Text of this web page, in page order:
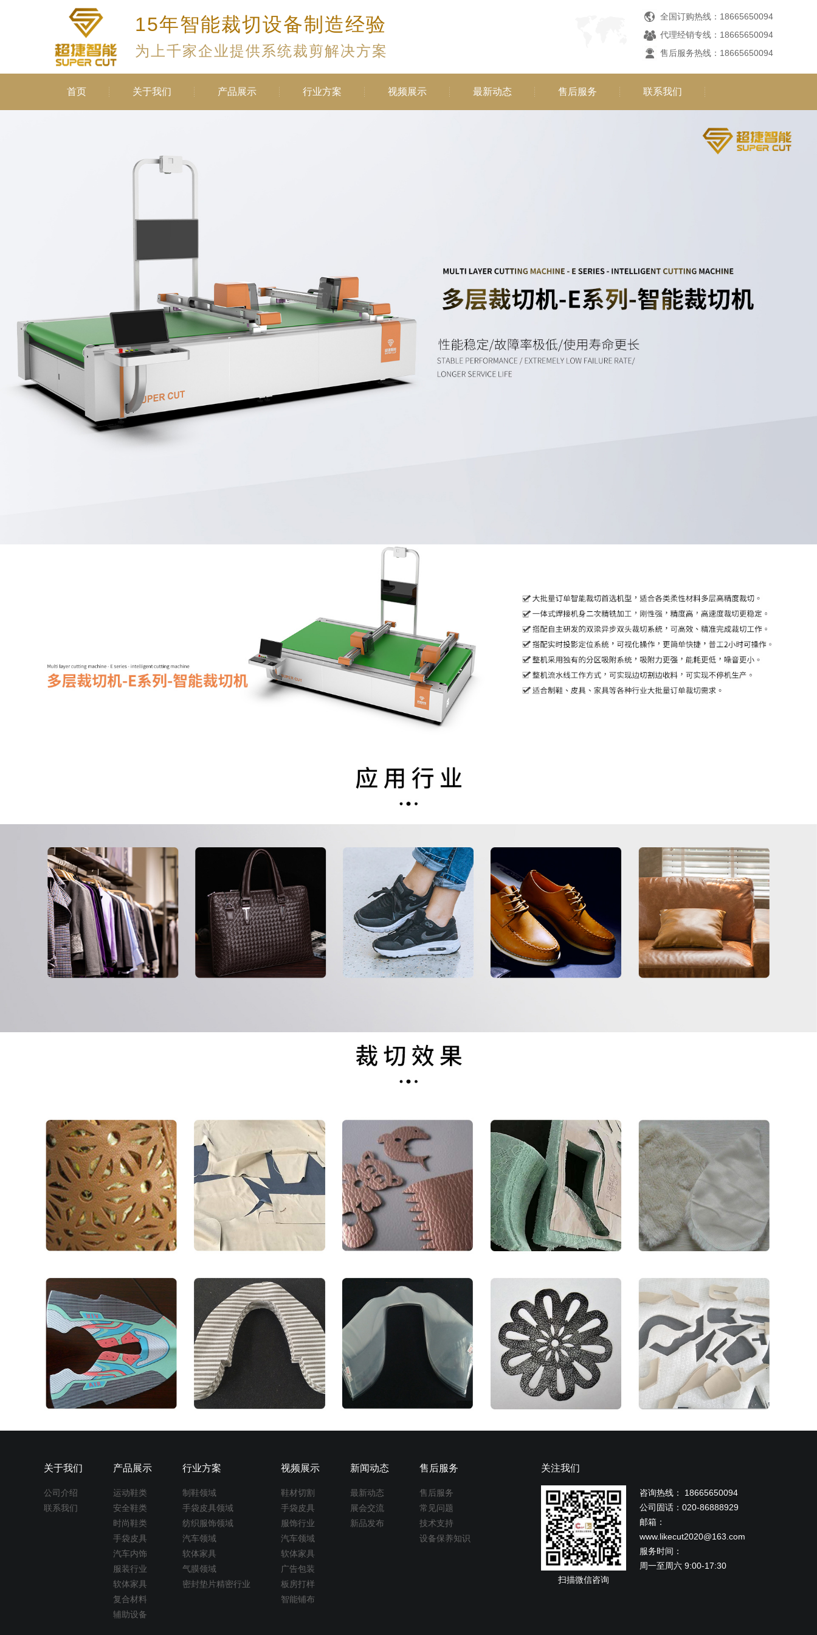
15年智能裁切设备制造经验
为上千家企业提供系统裁剪解决方案
全国订购热线：18665650094
代理经销专线：18665650094
售后服务热线：18665650094
首页 关于我们 产品展示 行业方案 视频展示 最新动态 售后服务 联系我们
关于我们
公司介绍
联系我们
产品展示
运动鞋类
安全鞋类
时尚鞋类
手袋皮具
汽车内饰
服装行业
软体家具
复合材料
辅助设备
行业方案
制鞋领域
手袋皮具领域
纺织服饰领域
汽车领域
软体家具
气膜领域
密封垫片精密行业
视频展示
鞋材切割
手袋皮具
服饰行业
汽车领域
软体家具
广告包装
板房打样
智能铺布
新闻动态
最新动态
展会交流
新品发布
售后服务
售后服务
常见问题
技术支持
设备保养知识
关注我们
扫描微信咨询
咨询热线： 18665650094
公司固话：020-86888929
邮箱：
www.likecut2020@163.com
服务时间：
周一至周六 9:00-17:30